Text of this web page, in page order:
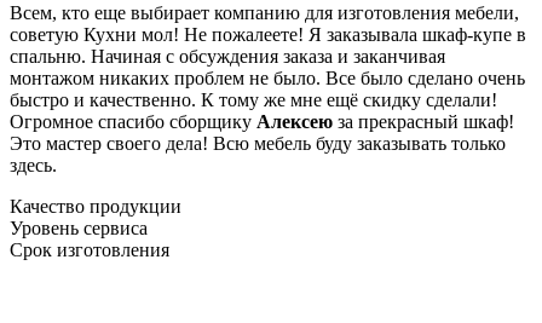
Всем, кто еще выбирает компанию для изготовления мебели,
советую Кухни мол! Не пожалеете! Я заказывала шкаф-купе в
спальню. Начиная с обсуждения заказа и заканчивая
монтажом никаких проблем не было. Все было сделано очень
быстро и качественно. К тому же мне ещё скидку сделали!
Огромное спасибо сборщику Алексею за прекрасный шкаф!
Это мастер своего дела! Всю мебель буду заказывать только
здесь.
Качество продукции
Уровень сервиса
Срок изготовления